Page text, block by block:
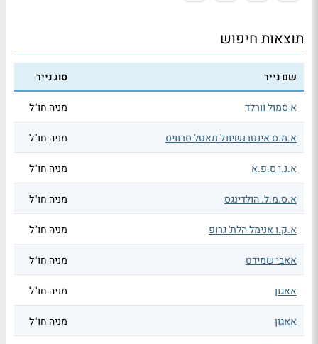
תוצאות חיפוש
שם נייר סוג נייר
א סמול וורלד מניה חו"ל
א.מ.ס אינטרנשיונל מאטל סרוויס מניה חו"ל
א.נ.י ס.פ.א מניה חו"ל
א.ס.מ.ל. הולדינגס מניה חו"ל
א.ק.ו אנימל הלת' גרופ מניה חו"ל
אאבי שמידט מניה חו"ל
אאגון מניה חו"ל
אאגון מניה חו"ל